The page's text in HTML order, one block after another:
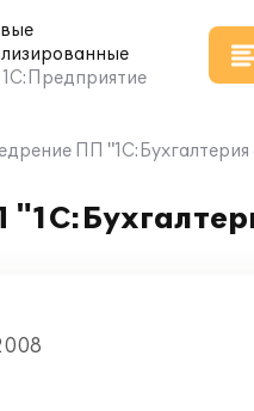
1С:Предприятие
ПП